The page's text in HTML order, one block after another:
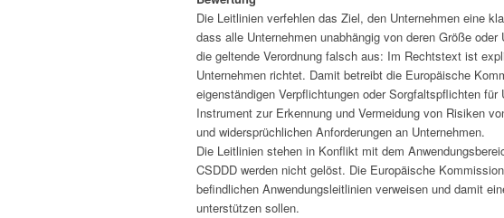
Die Leitlinien verfehlen das Ziel, den Unternehmen eine
dass alle Unternehmen unabhängig von deren Größe
die geltende Verordnung falsch aus: Im Rechtstext ist
Unternehmen richtet. Damit betreibt die Europäische
eigenständigen Verpflichtungen oder Sorgfaltspflichten
Instrument zur Erkennung und Vermeidung von Risiken
und widersprüchlichen Anforderungen an Unternehmen.
Die Leitlinien stehen in Konflikt mit dem
CSDDD werden nicht gelöst. Die Europäische
befindlichen Anwendungsleitlinien verweisen und damit
unterstützen sollen.